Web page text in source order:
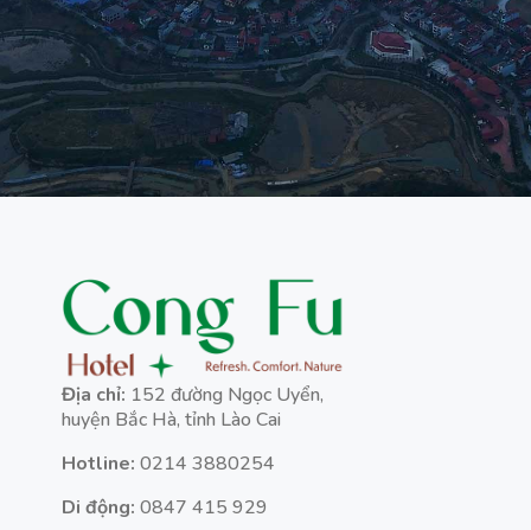
Địa chỉ: 152 đường Ngọc Uyển,
huyện Bắc Hà, tỉnh Lào Cai
Hotline: 0214 3880254
Di động: 0847 415 929